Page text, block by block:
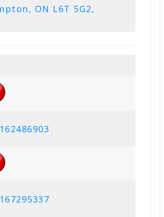
ON L6T 5G2,